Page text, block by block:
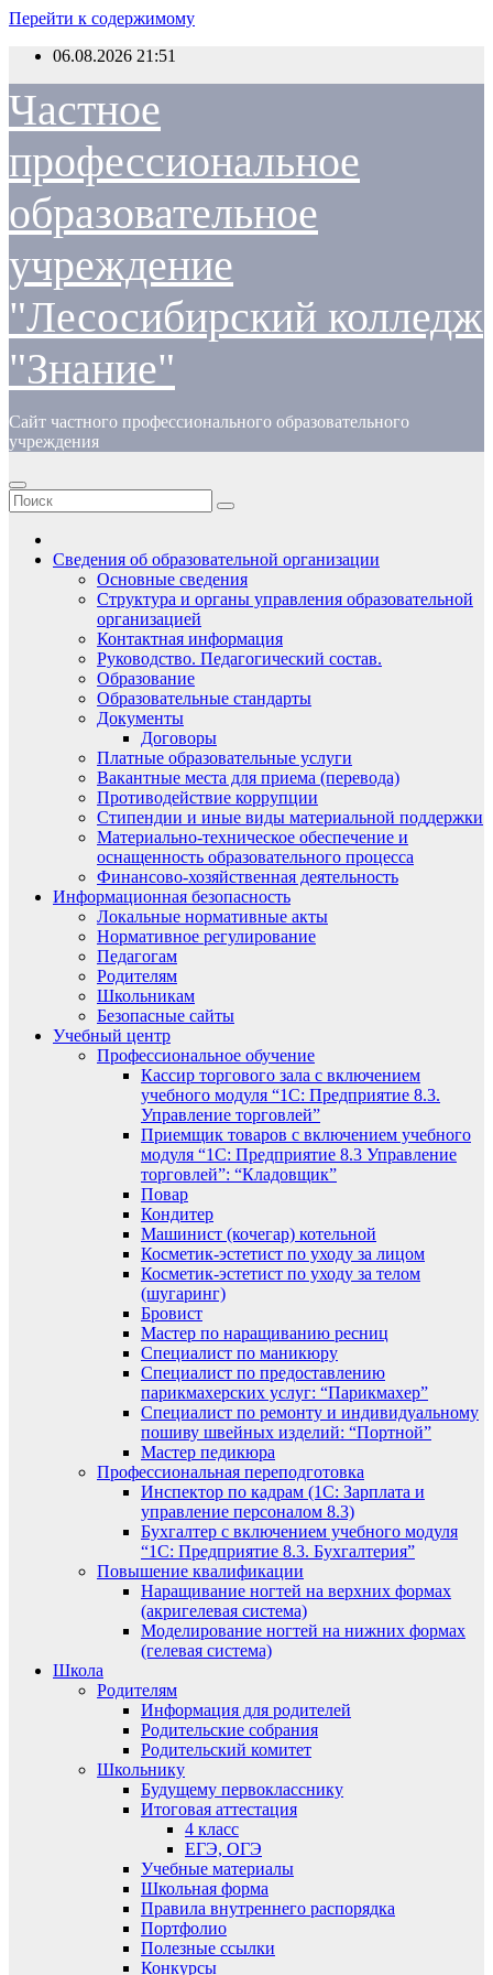
Перейти к содержимому
06.08.2026 21:51
Частное
профессиональное
образовательное
учреждение
"Лесосибирский колледж
"Знание"
Сайт частного профессионального образовательного
учреждения
Сведения об образовательной организации
Основные сведения
Структура и органы управления образовательной
организацией
Контактная информация
Руководство. Педагогический состав.
Образование
Образовательные стандарты
Документы
Договоры
Платные образовательные услуги
Вакантные места для приема (перевода)
Противодействие коррупции
Стипендии и иные виды материальной поддержки
Материально-техническое обеспечение и
оснащенность образовательного процесса
Финансово-хозяйственная деятельность
Информационная безопасность
Локальные нормативные акты
Нормативное регулирование
Педагогам
Родителям
Школьникам
Безопасные сайты
Учебный центр
Профессиональное обучение
Кассир торгового зала с включением
учебного модуля “1С: Предприятие 8.3.
Управление торговлей”
Приемщик товаров с включением учебного
модуля “1С: Предприятие 8.3 Управление
торговлей”: “Кладовщик”
Повар
Кондитер
Машинист (кочегар) котельной
Косметик-эстетист по уходу за лицом
Косметик-эстетист по уходу за телом
(шугаринг)
Бровист
Мастер по наращиванию ресниц
Специалист по маникюру
Специалист по предоставлению
парикмахерских услуг: “Парикмахер”
Специалист по ремонту и индивидуальному
пошиву швейных изделий: “Портной”
Мастер педикюра
Профессиональная переподготовка
Инспектор по кадрам (1С: Зарплата и
управление персоналом 8.3)
Бухгалтер с включением учебного модуля
“1С: Предприятие 8.3. Бухгалтерия”
Повышение квалификации
Наращивание ногтей на верхних формах
(акригелевая система)
Моделирование ногтей на нижних формах
(гелевая система)
Школа
Родителям
Информация для родителей
Родительские собрания
Родительский комитет
Школьнику
Будущему первокласснику
Итоговая аттестация
4 класс
ЕГЭ, ОГЭ
Учебные материалы
Школьная форма
Правила внутреннего распорядка
Портфолио
Полезные ссылки
Конкурсы